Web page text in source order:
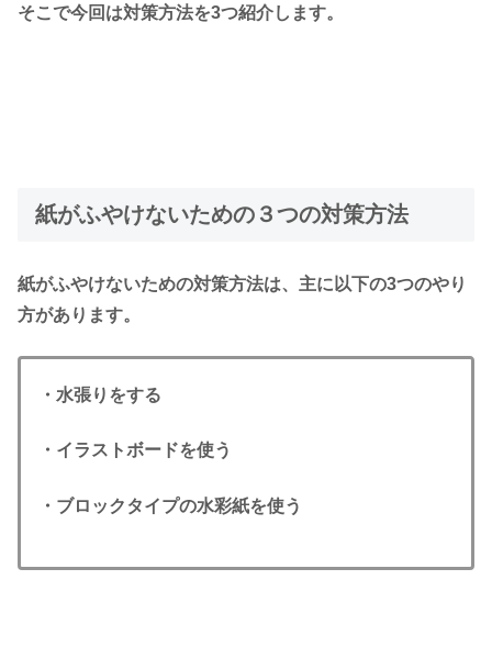
そこで今回は対策方法を3つ紹介します。
紙がふやけないための３つの対策方法
紙がふやけないための対策方法は、主に以下の3つのやり
方があります。
・水張りをする
・イラストボードを使う
・ブロックタイプの水彩紙を使う